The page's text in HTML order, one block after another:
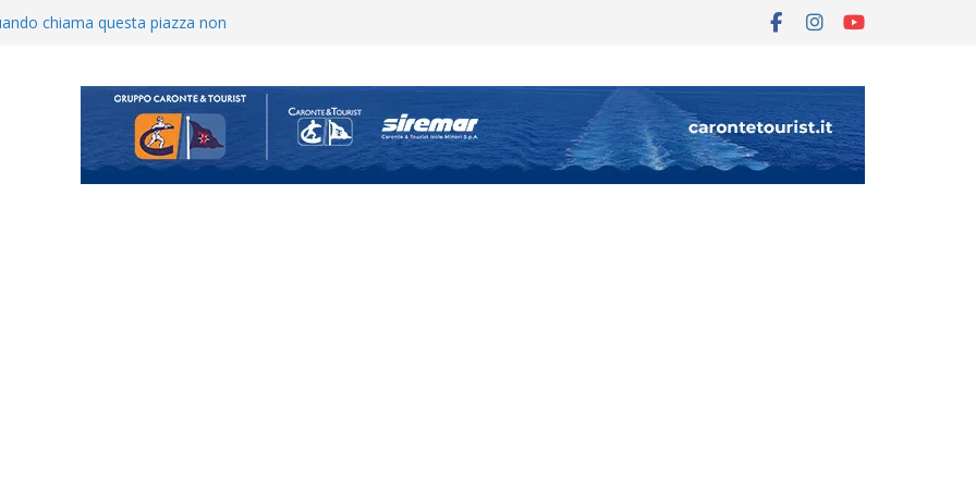
Tourè è un nuovo
il caso sul contratto del
Messina
– Il calendario ’26/’27